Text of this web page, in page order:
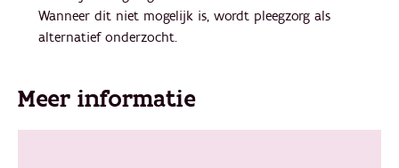
Wanneer dit niet mogelijk is, wordt pleegzorg als
alternatief onderzocht.
Meer informatie